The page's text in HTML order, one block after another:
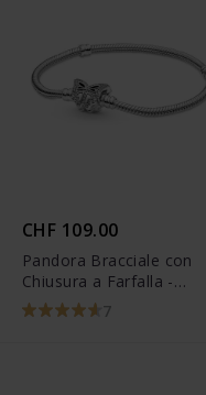
CHF 109.00
Pandora Bracciale con
Chiusura a Farfalla -
590782C017